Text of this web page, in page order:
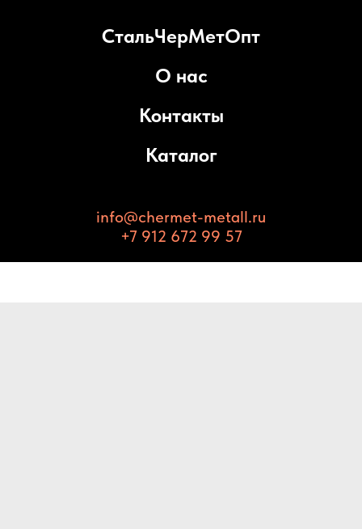
СтальЧерМетОпт
О нас
Контакты
Каталог
info@chermet-metall.ru
+7 912 672 99 57